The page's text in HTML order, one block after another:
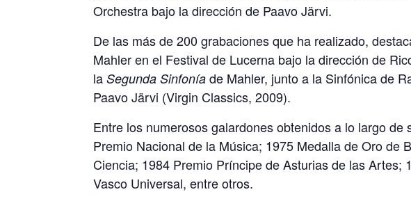
Orchestra bajo la dirección de Paavo Järvi.
De las más de 200 grabaciones que ha realizado,
Mahler en el Festival de Lucerna bajo la dirección de
laSegunda Sinfoníade Mahler, junto a la Sinfónica de
Paavo Järvi (Virgin Classics, 2009).
Entre los numerosos galardones obtenidos a lo largo de
Premio Nacional de la Música; 1975 Medalla de Oro de
Ciencia; 1984 Premio Príncipe de Asturias de las Artes;
Vasco Universal, entre otros.